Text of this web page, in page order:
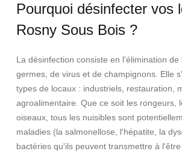
Pourquoi désinfecter vos
Rosny Sous Bois ?
La désinfection consiste en l'élimination de
germes, de virus et de champignons. Elle
types de locaux : industriels, restauration,
agroalimentaire. Que ce soit les rongeurs,
oiseaux, tous les nuisibles sont
maladies (la salmonellose, l'hépatite, la
bactéries qu'ils peuvent transmettre à l'être